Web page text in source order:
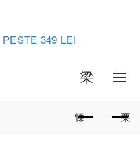
PESTE 349 LEI